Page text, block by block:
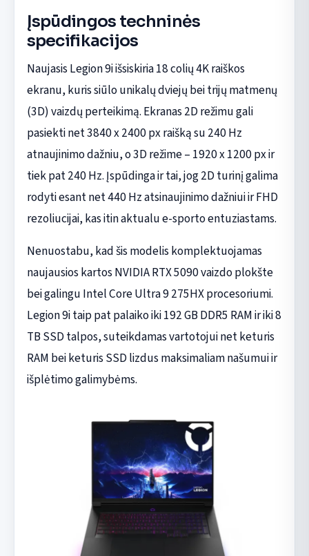
Įspūdingos techninės
specifikacijos
Naujasis Legion 9i išsiskiria 18 colių 4K raiškos
ekranu, kuris siūlo unikalų dviejų bei trijų matmenų
(3D) vaizdų perteikimą. Ekranas 2D režimu gali
pasiekti net 3840 x 2400 px raišką su 240 Hz
atnaujinimo dažniu, o 3D režime – 1920 x 1200 px ir
tiek pat 240 Hz. Įspūdinga ir tai, jog 2D turinį galima
rodyti esant net 440 Hz atsinaujinimo dažniui ir FHD
rezoliucijai, kas itin aktualu e-sporto entuziastams.
Nenuostabu, kad šis modelis komplektuojamas
naujausios kartos NVIDIA RTX 5090 vaizdo plokšte
bei galingu Intel Core Ultra 9 275HX procesoriumi.
Legion 9i taip pat palaiko iki 192 GB DDR5 RAM ir iki 8
TB SSD talpos, suteikdamas vartotojui net keturis
RAM bei keturis SSD lizdus maksimaliam našumui ir
išplėtimo galimybėms.